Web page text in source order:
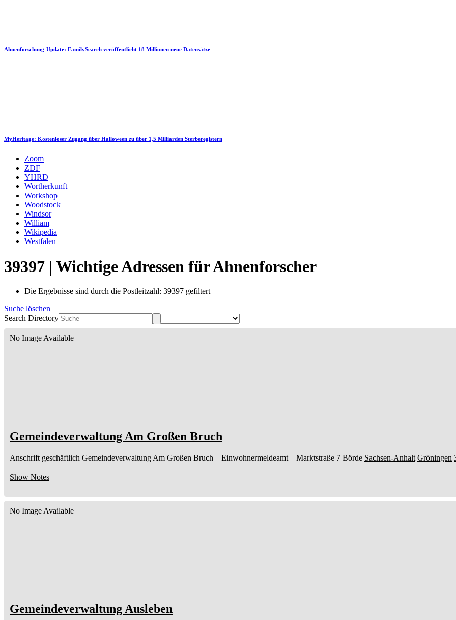
Ahnenforschung-Update: FamilySearch veröffentlicht 18 Millionen neue Datensätze
MyHeritage: Kostenloser Zugang über Halloween zu über 1,5 Milliarden Sterberegistern
Zoom
ZDF
YHRD
Wortherkunft
Workshop
Woodstock
Windsor
William
Wikipedia
Westfalen
39397 | Wichtige Adressen für Ahnenforscher
Die Ergebnisse sind durch die Postleitzahl: 39397 gefiltert
Suche löschen
Search Directory
No Image Available
Gemeindeverwaltung Am Großen Bruch
Anschrift geschäftlich Gemeindeverwaltung Am Großen Bruch – Einwohnermeldeamt – Marktstraße 7 Börde Sachsen-Anhalt Gröningen
Show Notes
No Image Available
Gemeindeverwaltung Ausleben